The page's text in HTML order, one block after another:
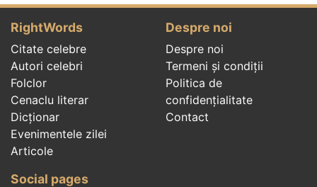
RightWords
Citate celebre
Autori celebri
Folclor
Cenaclu literar
Dicționar
Evenimentele zilei
Articole
Despre noi
Despre noi
Termeni și condiții
Politica de
confidenţialitate
Contact
Social pages